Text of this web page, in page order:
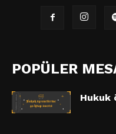
POPÜLER
Hukuk